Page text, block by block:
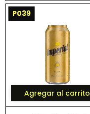
P039
Agregar al carrito